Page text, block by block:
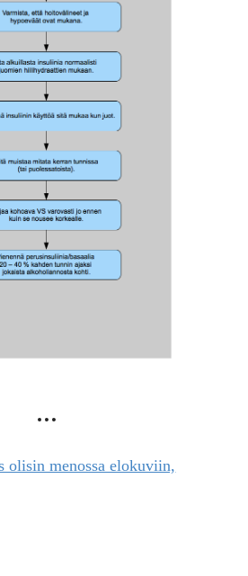
olisin menossa elokuviin,